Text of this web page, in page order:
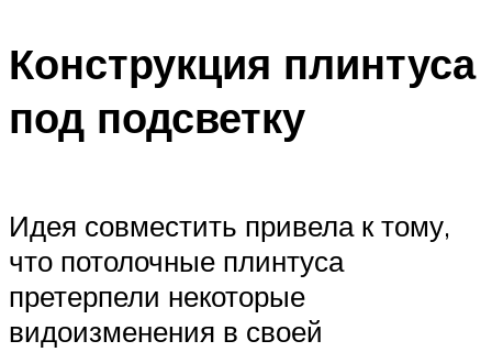
Конструкция плинтуса
под подсветку
Идея совместить привела к тому,
что потолочные плинтуса
претерпели некоторые
видоизменения в своей